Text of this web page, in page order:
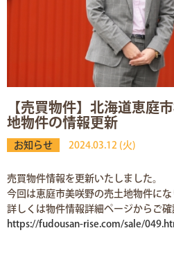
【売買物件】北海道恵庭
地物件の情報更新
お知らせ 2024.03.12 (火)
売買物件情報を更新いたしました。
今回は恵庭市美咲野の売土地物件にな
詳しくは物件情報詳細ページからご確
https://fudousan-rise.com/sale/